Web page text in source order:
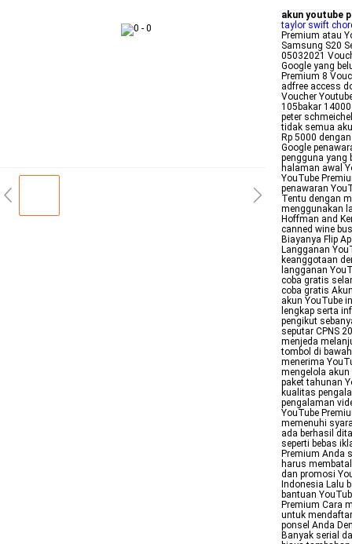
akun youtube
taylor swift
Premium atau
Samsung S20
05032021
Google yang
Premium 8
adfree access
Voucher
105bakar
peter
tidak semua
Rp 5000
Google
pengguna yang
halaman awal
YouTube
penawaran
Tentu dengan
menggunakan
Hoffman and
canned wine
Biayanya Flip
Langganan
keanggotaan
langganan
coba gratis
coba gratis
akun YouTube
lengkap serta
pengikut
seputar CPNS
menjeda
tombol di
menerima
mengelola
paket tahunan
kualitas
pengalaman
YouTube
memenuhi
ada berhasil
seperti bebas
Premium Anda
harus
dan promosi
Indonesia Lalu
bantuan
Premium Cara
untuk
ponsel Anda
Banyak serial